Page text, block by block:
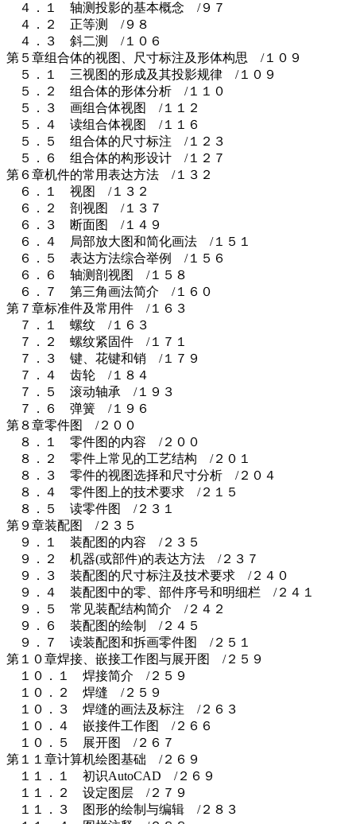
４．１ 轴测投影的基本概念 /９７
４．２ 正等测 /９８
４．３ 斜二测 /１０６
第５章组合体的视图、尺寸标注及形体构思 /１０９
５．１ 三视图的形成及其投影规律 /１０９
５．２ 组合体的形体分析 /１１０
５．３ 画组合体视图 /１１２
５．４ 读组合体视图 /１１６
５．５ 组合体的尺寸标注 /１２３
５．６ 组合体的构形设计 /１２７
第６章机件的常用表达方法 /１３２
６．１ 视图 /１３２
６．２ 剖视图 /１３７
６．３ 断面图 /１４９
６．４ 局部放大图和简化画法 /１５１
６．５ 表达方法综合举例 /１５６
６．６ 轴测剖视图 /１５８
６．７ 第三角画法简介 /１６０
第７章标准件及常用件 /１６３
７．１ 螺纹 /１６３
７．２ 螺纹紧固件 /１７１
７．３ 键、花键和销 /１７９
７．４ 齿轮 /１８４
７．５ 滚动轴承 /１９３
７．６ 弹簧 /１９６
第８章零件图 /２００
８．１ 零件图的内容 /２００
８．２ 零件上常见的工艺结构 /２０１
８．３ 零件的视图选择和尺寸分析 /２０４
８．４ 零件图上的技术要求 /２１５
８．５ 读零件图 /２３１
第９章装配图 /２３５
９．１ 装配图的内容 /２３５
９．２ 机器(或部件)的表达方法 /２３７
９．３ 装配图的尺寸标注及技术要求 /２４０
９．４ 装配图中的零、部件序号和明细栏 /２４１
９．５ 常见装配结构简介 /２４２
９．６ 装配图的绘制 /２４５
９．７ 读装配图和拆画零件图 /２５１
第１０章焊接、嵌接工作图与展开图 /２５９
１０．１ 焊接简介 /２５９
１０．２ 焊缝 /２５９
１０．３ 焊缝的画法及标注 /２６３
１０．４ 嵌接件工作图 /２６６
１０．５ 展开图 /２６７
第１１章计算机绘图基础 /２６９
１１．１ 初识AutoCAD /２６９
１１．２ 设定图层 /２７９
１１．３ 图形的绘制与编辑 /２８３